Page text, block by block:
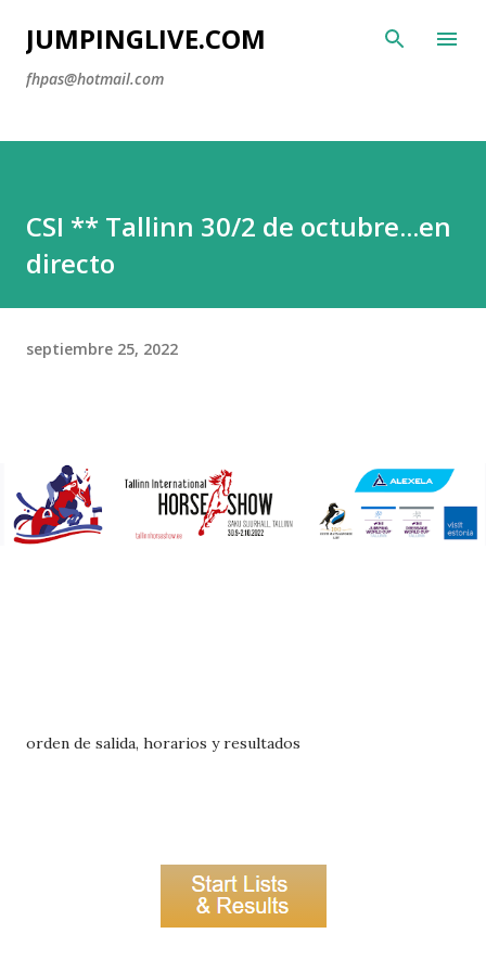
Ir al contenido principal
JUMPINGLIVE.COM
fhpas@hotmail.com
CSI ** Tallinn 30/2 de octubre...en
directo
septiembre 25, 2022
orden de salida, horarios y resultados